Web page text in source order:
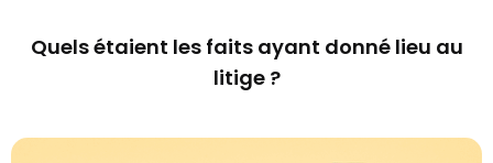
Quels étaient les faits ayant donné lieu au
litige ?